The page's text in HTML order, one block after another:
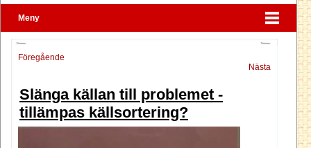
Meny
Föregående
Nästa
Slänga källan till problemet -
tillämpas källsortering?